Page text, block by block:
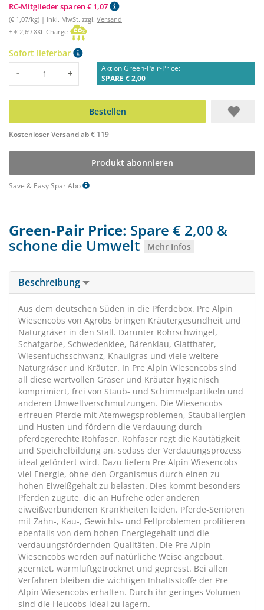
RC-Mitglieder sparen € 1,07
(€ 1,07/kg) | inkl. MwSt. zzgl. Versand
+ € 2,69 XXL Charge
Sofort lieferbar
Menge
- +
Aktion Green-Pair-Price:
SPARE € 2,00
Bestellen
Kostenloser Versand ab € 119
Produkt abonnieren
Save & Easy Spar Abo
Green-Pair Price: Spare € 2,00 &
schone die Umwelt Mehr Infos
Beschreibung
Aus dem deutschen Süden in die Pferdebox. Pre Alpin
Wiesencobs von Agrobs bringen Kräutergesundheit und
Naturgräser in den Stall. Darunter Rohrschwingel,
Schafgarbe, Schwedenklee, Bärenklau, Glatthafer,
Wiesenfuchsschwanz, Knaulgras und viele weitere
Naturgräser und Kräuter. In Pre Alpin Wiesencobs sind
all diese wertvollen Gräser und Kräuter hygienisch
komprimiert, frei von Staub- und Schimmelpartikeln und
anderen Umweltverschmutzungen. Die Wiesencobs
erfreuen Pferde mit Atemwegsproblemen, Stauballergien
und Husten und fördern die Verdauung durch
pferdegerechte Rohfaser. Rohfaser regt die Kautätigkeit
und Speichelbildung an, sodass der Verdauungsprozess
ideal gefördert wird. Dazu liefern Pre Alpin Wiesencobs
viel Energie, ohne den Organismus durch einen zu
hohen Eiweißgehalt zu belasten. Dies kommt besonders
Pferden zugute, die an Hufrehe oder anderen
eiweißverbundenen Krankheiten leiden. Pferde-Senioren
mit Zahn-, Kau-, Gewichts- und Fellproblemen profitieren
ebenfalls von dem hohen Energiegehalt und die
verdauungsfördernden Qualitäten. Die Pre Alpin
Wiesencobs werden auf natürliche Weise angebaut,
geerntet, warmluftgetrocknet und gepresst. Bei allen
Verfahren bleiben die wichtigen Inhaltsstoffe der Pre
Alpin Wiesencobs erhalten. Durch ihr geringes Volumen
sind die Heucobs ideal zu lagern.